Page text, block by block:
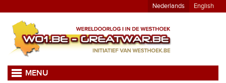
Nederlands English
MENU